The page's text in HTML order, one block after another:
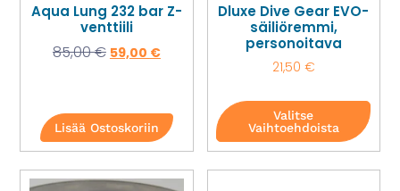
Aqua Lung 232 bar Z-
venttiili
85,00€ 59,00 €
Lisää Ostoskoriin
Dluxe Dive Gear EVO-
säiliöremmi,
personoitava
21,50 €
Valitse
Vaihtoehdoista